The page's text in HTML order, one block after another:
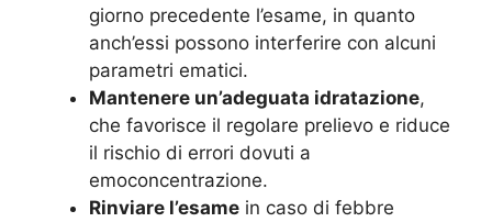
giorno precedente l’esame, in quanto
anch’essi possono interferire con alcuni
parametri ematici.
Mantenere un’adeguata idratazione,
che favorisce il regolare prelievo e riduce
il rischio di errori dovuti a
emoconcentrazione.
Rinviare l’esame in caso di febbre